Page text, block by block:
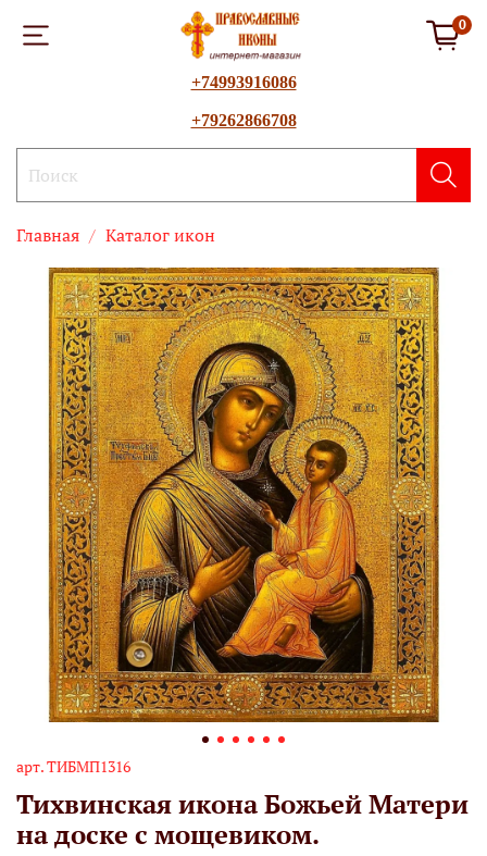
0
+74993916086
+79262866708
Главная Каталог икон
арт.ТИБМП1316
Тихвинская икона Божьей Матери
на доске с мощевиком.